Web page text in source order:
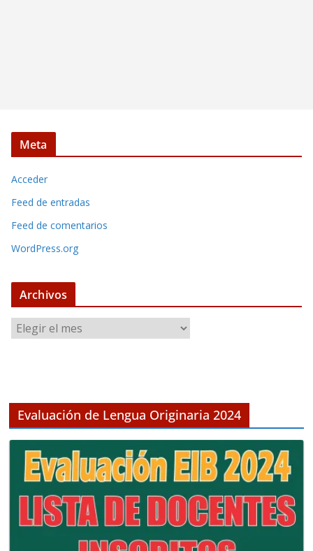
Meta
Acceder
Feed de entradas
Feed de comentarios
WordPress.org
Archivos
r
o
Evaluación de Lengua Originaria 2024